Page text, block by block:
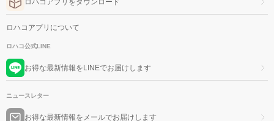
ロハコアプリをダウンロード
ロハコアプリについて
ロハコ公式LINE
お得な最新情報をLINEでお届けします
ニュースレター
お得な最新情報をメールでお届けします